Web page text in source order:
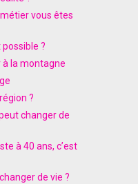
vous êtes
possible ?
à la montagne
?
changer de
à 40 ans, c’est
de vie ?